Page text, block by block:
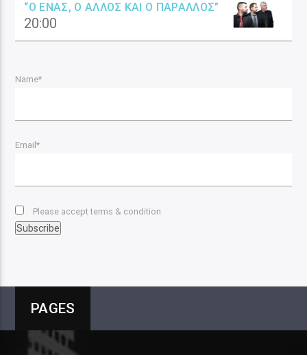
“Ο ΈΝΑΣ, Ο ΆΛΛΟΣ ΚΑΙ Ο ΠΑΡΆΛΛΟΣ”
20:00
Name*
Email*
Please accept terms & condition
PAGES